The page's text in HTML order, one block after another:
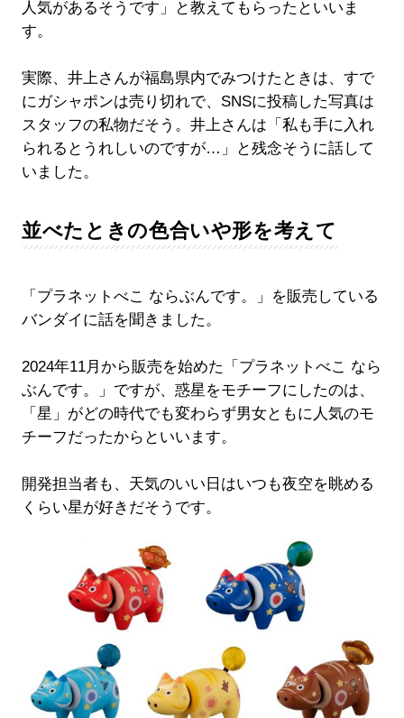
人気があるそうです」と教えてもらったといいま
す。
実際、井上さんが福島県内でみつけたときは、すで
にガシャポンは売り切れで、SNSに投稿した写真は
スタッフの私物だそう。井上さんは「私も手に入れ
られるとうれしいのですが…」と残念そうに話して
いました。
並べたときの色合いや形を考えて
「プラネットべこ ならぶんです。」を販売している
バンダイに話を聞きました。
2024年11月から販売を始めた「プラネットべこ なら
ぶんです。」ですが、惑星をモチーフにしたのは、
「星」がどの時代でも変わらず男女ともに人気のモ
チーフだったからといいます。
開発担当者も、天気のいい日はいつも夜空を眺める
くらい星が好きだそうです。